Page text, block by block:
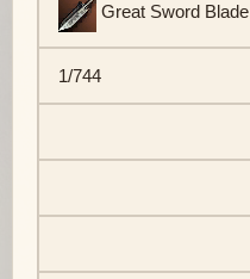
Great Sword Blade
1/744